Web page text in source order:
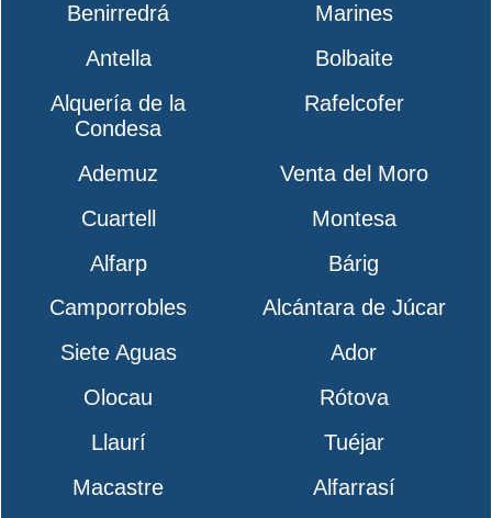
Benirredrá
Marines
Antella
Bolbaite
Alquería de la
Condesa
Rafelcofer
Ademuz
Venta del Moro
Cuartell
Montesa
Alfarp
Bárig
Camporrobles
Alcántara de Júcar
Siete Aguas
Ador
Olocau
Rótova
Llaurí
Tuéjar
Macastre
Alfarrasí